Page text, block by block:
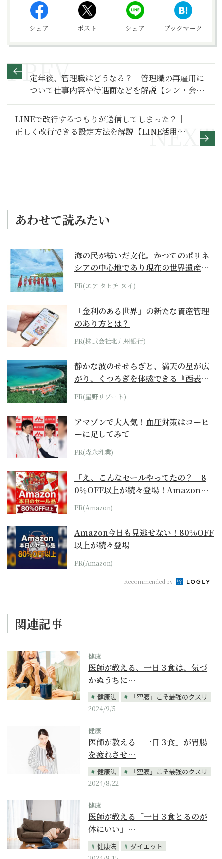
シェア ポスト シェア ブックマーク
定年後、管理職はどうなる？｜管理職の再雇用に
ついて仕事内容や待遇面などを解説【シン・会社
のマナー】
LINEで改行するつもりが送信してしまった？｜
正しく改行できる設定方法を解説【LINE活用基
本のき】
あわせて読みたい
海の民が紡いだ文化。かつてのポリネ
シアの中心地であり現在の世界遺産か
らみえてくる...
PR(エア タヒチ ヌイ)
「金利のある世界」の新たな資産管理
のあり方とは？
PR(株式会社北九州銀行)
静かな波のせせらぎと、満天の星が広
がり、くつろぎを体感できる『西表島
ホテル by...
PR(星野リゾート)
アマゾンで大人気！血圧対策はコーヒ
ーに足してみて
PR(森永乳業)
「え、こんなセールやってたの？」8
0％OFF以上が続々登場！Amazonの
本気が...
PR(Amazon)
Amazon今日も見逃せない！80%OFF
以上が続々登場
PR(Amazon)
Recommended by
関連記事
健康
医師が教える、一日３食は、気づ
かぬうちに…
健康法
「空腹」こそ最強のクスリ
2024/9/5
健康
医師が教える「一日３食」が胃腸
を疲れさせ…
健康法
「空腹」こそ最強のクスリ
2024/8/22
健康
医師が教える「一日３食とるのが
体にいい」…
健康法
ダイエット